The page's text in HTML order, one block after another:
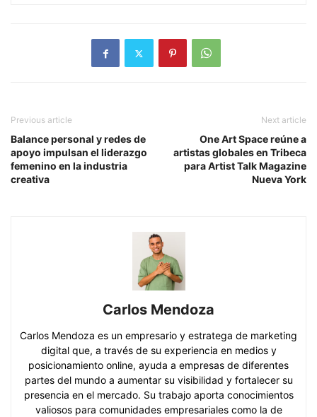
Previous article
Balance personal y redes de
apoyo impulsan el liderazgo
femenino en la industria
creativa
Next article
One Art Space reúne a
artistas globales en Tribeca
para Artist Talk Magazine
Nueva York
Carlos Mendoza
Carlos Mendoza es un empresario y estratega de marketing
digital que, a través de su experiencia en medios y
posicionamiento online, ayuda a empresas de diferentes
partes del mundo a aumentar su visibilidad y fortalecer su
presencia en el mercado. Su trabajo aporta conocimientos
valiosos para comunidades empresariales como la de